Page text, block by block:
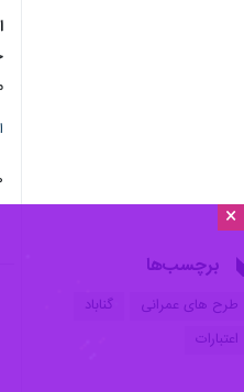
×
۰
برچسب‌ها
طرح های عمرانی
گناباد
اعتبارات